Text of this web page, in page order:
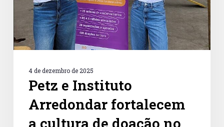
doação
Dia
de
4 de dezembro de 2025
Petz e Instituto
Arredondar fortalecem
a cultura de doação no